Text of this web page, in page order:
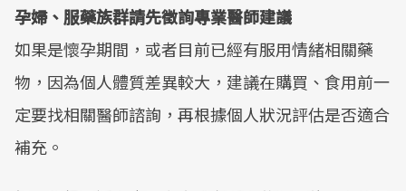
孕婦、服藥族群請先徵詢專業醫師建議
如果是懷孕期間，或者目前已經有服用情緒相關藥
物，因為個人體質差異較大，建議在購買、食用前一
定要找相關醫師諮詢，再根據個人狀況評估是否適合
補充。